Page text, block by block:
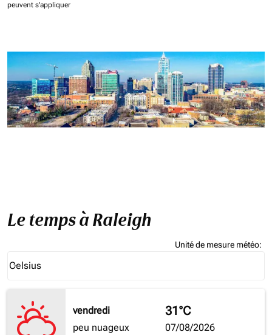
peuvent s'appliquer
Le temps à Raleigh
Unité de mesure météo:
Celsius
keyboard_arrow_down
vendredi
peu nuageux
31°C
07/08/2026